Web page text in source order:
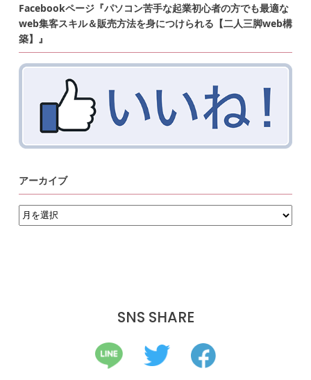
Facebookページ『パソコン苦手な起業初心者の方でも最適な
web集客スキル＆販売方法を身につけられる【二人三脚web構
築】』
アーカイブ
ア
ー
カ
SNS SHARE